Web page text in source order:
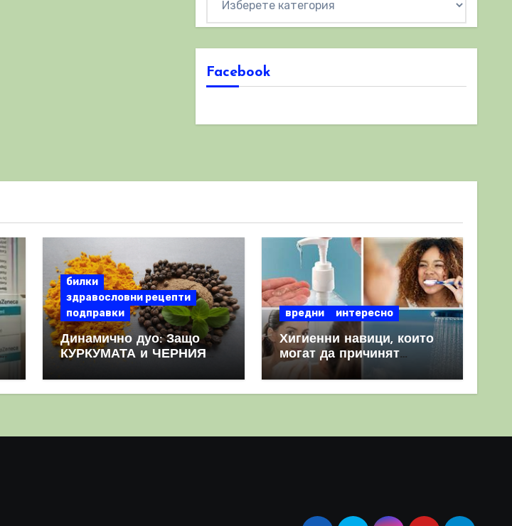
Facebook
билки
здравословни рецепти
подправки
Динамично дуо: Защо
КУРКУМАТА и ЧЕРНИЯ
комбинация
вредни интересно
Хигиенни навици, които
могат да причинят
повече вреда, отколкото
полза